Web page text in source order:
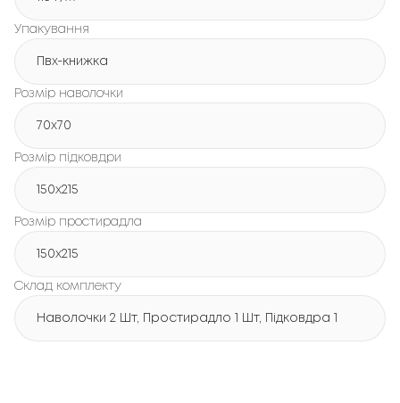
Упакування
Пвх-книжка
Розмір наволочки
70x70
Розмір підковдри
150х215
Розмір простирадла
150х215
Склад комплекту
Наволочки 2 Шт, Простирадло 1 Шт, Підковдра 1 Шт